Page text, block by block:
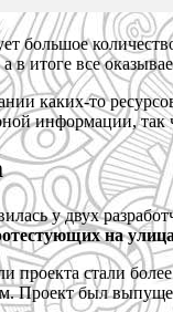
большое
в итоге все
каких-то
информации, так
у двух
на
проекта стали
Проект был